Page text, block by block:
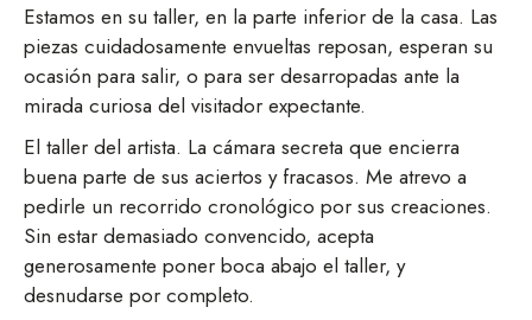
Estamos en su taller, en la parte inferior de la casa. Las
piezas cuidadosamente envueltas reposan, esperan su
ocasión para salir, o para ser desarropadas ante la
mirada curiosa del visitador expectante.
El taller del artista. La cámara secreta que encierra
buena parte de sus aciertos y fracasos. Me atrevo a
pedirle un recorrido cronológico por sus creaciones.
Sin estar demasiado convencido, acepta
generosamente poner boca abajo el taller, y
desnudarse por completo.